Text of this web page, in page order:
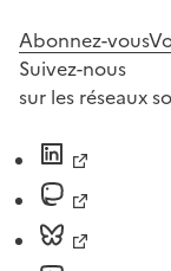
Abonnez-vous
Suivez-nous
sur les réseaux